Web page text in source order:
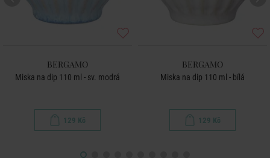
BERGAMO
Miska na dip 110 ml - sv. modrá
129 Kč
BERGAMO
Miska na dip 110 ml - bílá
129 Kč